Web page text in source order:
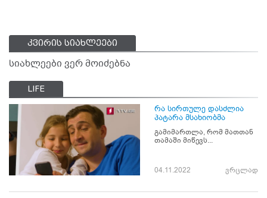
კვირის სიახლეები
სიახლეები ვერ მოიძებნა
LIFE
რა სირთულე დასძლია
პატარა მსახიობმა
გამიმართლა, რომ მათთან
თამაში მიწევს...
04.11.2022 ვრცლად